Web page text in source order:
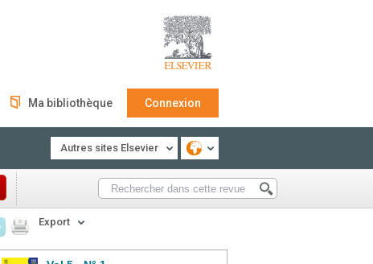
Ma bibliothèque Connexion
Autres sites Elsevier
Export